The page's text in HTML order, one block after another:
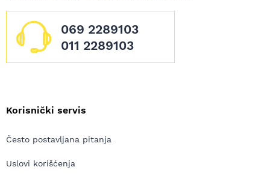
069 2289103
011 2289103
Korisnički servis
Često postavljana pitanja
Uslovi korišćenja